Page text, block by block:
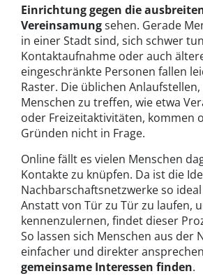
Einrichtung gegen die
Vereinsamungsehen. Gerade
in einer Stadt sind, sich schwer
Kontaktaufnahme oder auch
eingeschränkte Personen fallen
Raster. Die üblichen
Menschen zu treffen, wie etwa
oder Freizeitaktivitäten, kommen
Gründen nicht in Frage.
Online fällt es vielen Menschen
Kontakte zu knüpfen. Da ist die
Nachbarschaftsnetzwerke so
Anstatt von Tür zu Tür zu laufen,
kennenzulernen, findet dieser
So lassen sich Menschen aus der
einfacher und direkter
gemeinsame Interessen finden.